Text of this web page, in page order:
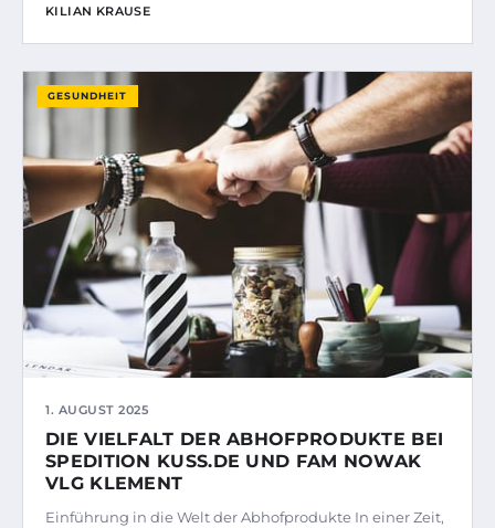
KILIAN KRAUSE
GESUNDHEIT
1. AUGUST 2025
DIE VIELFALT DER ABHOFPRODUKTE BEI
SPEDITION KUSS.DE UND FAM NOWAK
VLG KLEMENT
Einführung in die Welt der Abhofprodukte In einer Zeit,